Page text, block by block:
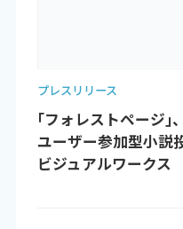
プレスリリース
｢フォレストページ｣
ユーザー参加型小説
ビジュアルワークス